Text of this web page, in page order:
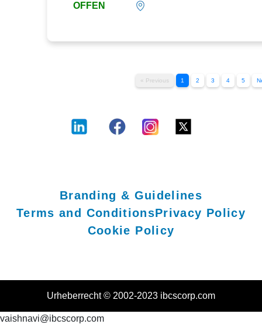
OFFEN
« Previous 1 2 3 4 5
Branding & Guidelines
Terms and ConditionsPrivacy Policy
Cookie Policy
Urheberrecht © 2002-2023 ibcscorp.com
vaishnavi@ibcscorp.com